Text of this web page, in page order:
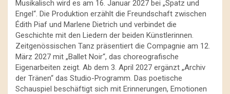
Musikalisch wird es am 16. Januar 2027 bei „Spatz und
Engel“. Die Produktion erzählt die Freundschaft zwischen
Édith Piaf und Marlene Dietrich und verbindet die
Geschichte mit den Liedern der beiden Künstlerinnen.
Zeitgenössischen Tanz präsentiert die Compagnie am 12.
März 2027 mit „Ballet Noir“, das choreografische
Eigenarbeiten zeigt. Ab dem 3. April 2027 ergänzt „Archiv
der Tränen“ das Studio-Programm. Das poetische
Schauspiel beschäftigt sich mit Erinnerungen, Emotionen